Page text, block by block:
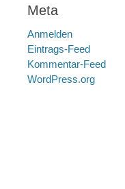
Meta
Anmelden
Eintrags-Feed
Kommentar-Feed
WordPress.org